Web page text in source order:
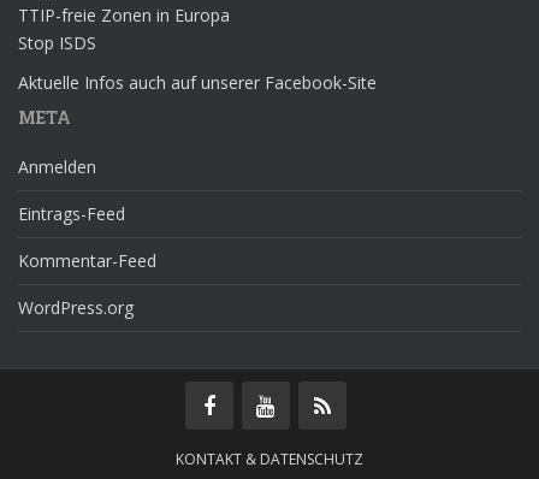
TTIP-freie Zonen in Europa
Stop ISDS
Aktuelle Infos auch auf unserer Facebook-Site
META
Anmelden
Eintrags-Feed
Kommentar-Feed
WordPress.org
KONTAKT & DATENSCHUTZ